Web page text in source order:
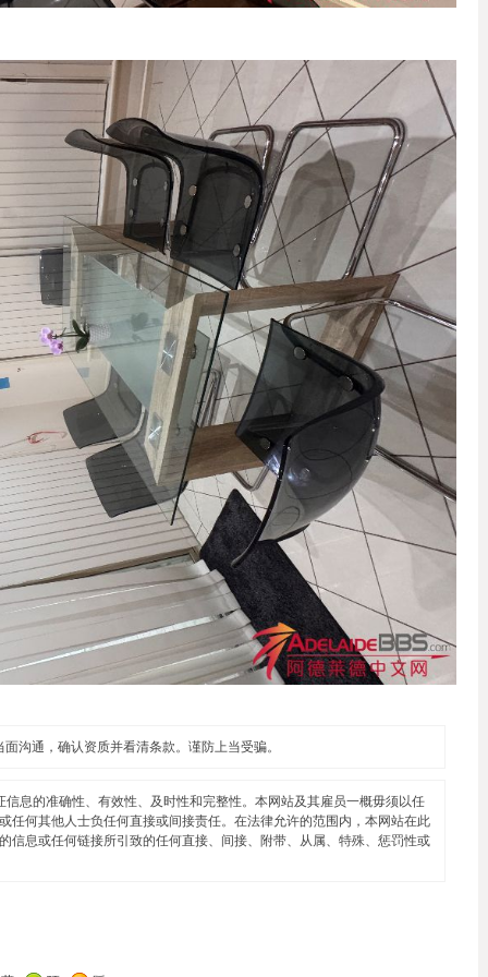
沟通，确认资质并看清条款。谨防上当受骗。
息的准确性、有效性、及时性和完整性。本网站及其雇员一概毋须以任
任何其他人士负任何直接或间接责任。在法律允许的范围内，本网站在此
信息或任何链接所引致的任何直接、间接、附带、从属、特殊、惩罚性或